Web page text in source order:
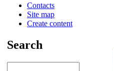
Contacts
Site map
Create content
Search